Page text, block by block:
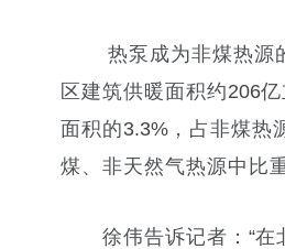
热泵成为非煤热源的
区建筑供暖面积约206
面积的3.3% ，占非煤热
煤、非天然气热源中比
徐伟告诉记者： “在